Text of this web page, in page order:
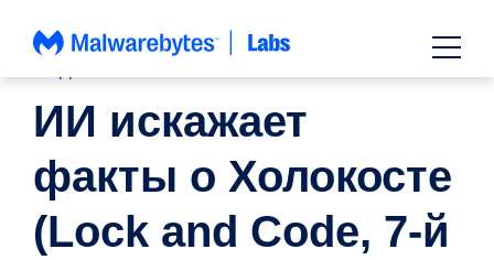
ИИ искажает
факты о Холокосте
(Lock and Code, 7-й